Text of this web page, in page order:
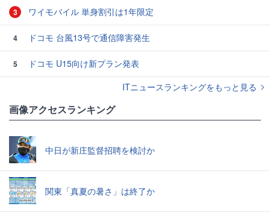
3 ワイモバイル 単身割引は1年限定
4 ドコモ 台風13号で通信障害発生
5
ドコモ U15向け新プラン発表
ITニュースランキングをもっと見る
画像アクセスランキング
中日が新庄監督招聘を検討か
関東「真夏の暑さ」は終了か